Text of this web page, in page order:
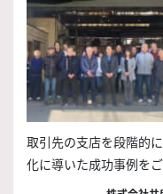
取引先の支店を段階的
化に導いた成功事例を